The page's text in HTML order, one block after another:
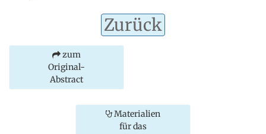
Zurück
zum
Original-
Abstract
Materialien
für das